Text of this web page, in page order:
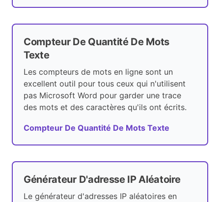
Compteur De Quantité De Mots
Texte
Les compteurs de mots en ligne sont un
excellent outil pour tous ceux qui n'utilisent
pas Microsoft Word pour garder une trace
des mots et des caractères qu'ils ont écrits.
Compteur De Quantité De Mots Texte
Générateur D'adresse IP Aléatoire
Le générateur d'adresses IP aléatoires en